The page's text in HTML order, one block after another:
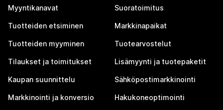
Myyntikanavat
Tuotteiden etsiminen
Tuotteiden myyminen
Tilaukset ja toimitukset
Kaupan suunnittelu
Markkinointi ja konversio
Suoratoimitus
Markkinapaikat
Tuotearvostelut
Lisämyynti ja tuotepaketit
Sähköpostimarkkinointi
Hakukoneoptimointi